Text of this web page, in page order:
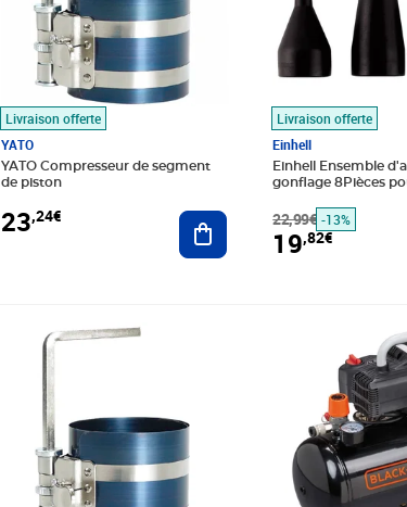
Livraison offerte
YATO
YATO Compresseur de segment
de piston
23,24€ Ajouter au panier
Livraison offerte
Einhell
Einhell Ensemble
gonflage 8Pièces
22,99€ -13%
19,82€
Prix 19,17€